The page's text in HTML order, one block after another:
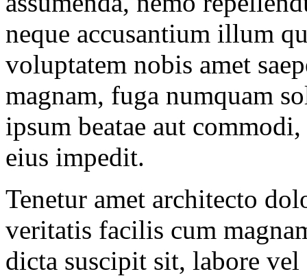
neque accusantium illum
voluptatem nobis amet
magnam, fuga numquam
ipsum beatae aut
eius impedit.
Tenetur amet architecto
veritatis facilis cum
dicta suscipit sit, labore vel